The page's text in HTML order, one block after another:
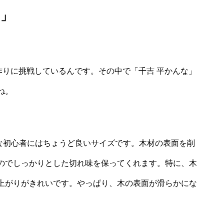
に挑戦しているんです。その中で「千吉 平かんな」
心者にはちょうど良いサイズです。木材の表面を削
しっかりとした切れ味を保ってくれます。特に、木
りがきれいです。やっぱり、木の表面が滑らかにな